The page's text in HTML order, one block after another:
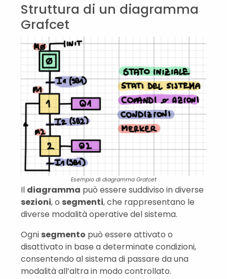
Struttura di un diagramma
Grafcet
Esempio di diagramma Grafcet
Il diagramma può essere suddiviso in diverse
sezioni, o segmenti, che rappresentano le
diverse modalità operative del sistema.
Ogni segmento può essere attivato o
disattivato in base a determinate condizioni,
consentendo al sistema di passare da una
modalità all’altra in modo controllato.